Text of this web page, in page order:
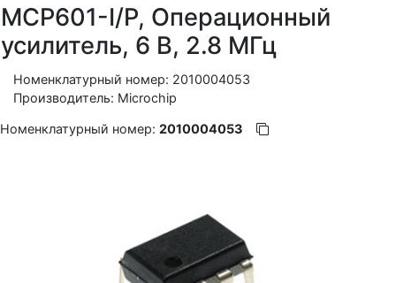
MCP601-I/P, Операционный
усилитель, 6 В, 2.8 МГц
Номенклатурный номер: 2010004053
Производитель: Microchip
Номенклатурный номер: 2010004053